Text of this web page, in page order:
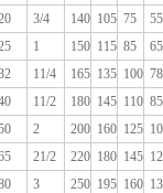
3/4 140 105 75
55
1 150 115 85
65
11/4 165 135 100 78
11/2 180 145 110 85
2 200 160 125
21/2 220 180 145
3 250 195 160